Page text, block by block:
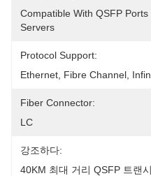
Compatible With QSFP
Servers
Protocol Support:
Ethernet, Fibre Channel,
Fiber Connector:
LC
강조하다:
40KM 최대 거리 QSFP 트랜